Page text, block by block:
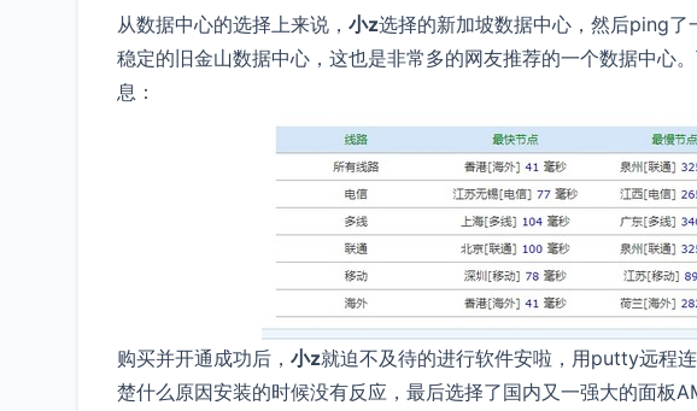
从数据中心的选择上来说， 小z选择的新加坡数据中心，然后ping
稳定的旧金山数据中心，这也是非常多的网友推荐的一个数据中心
息：
购买并开通成功后， 小z就迫不及待的进行软件安啦，用putty远程
楚什么原因安装的时候没有反应，最后选择了国内又一强大的面板